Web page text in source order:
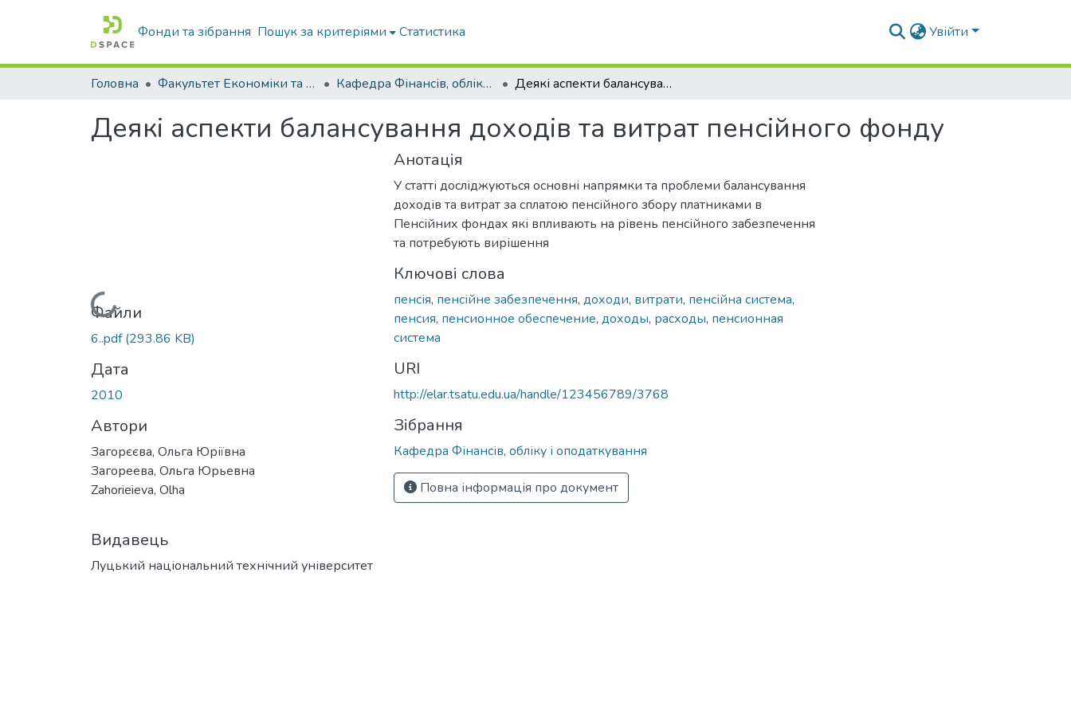
Фонди та зібрання Пошук за критеріями Статистика Увійти
Головна Факультет Економіки та бізнесу Кафедра Фінансів, обліку і оподаткування Деякі аспекти балансування доходів та витрат пенсійного фонду
Деякі аспекти балансування доходів та витрат пенсійного фонду
Вантажиться...
Файли
6..pdf(293.86 KB)
Дата
2010
Автори
Загорєєва, Ольга Юріївна
Загореева, Ольга Юрьевна
Zahorieieva, Olha
Видавець
Луцький національний технічний університет
Анотація
У статті досліджуються основні напрямки та проблеми балансування
доходів та витрат за сплатою пенсійного збору платниками в
Пенсійних фондах які впливають на рівень пенсійного забезпечення
та потребують вирішення
Ключові слова
пенсія, пенсійне забезпечення, доходи, витрати, пенсійна система,
пенсия, пенсионное обеспечение, доходы, расходы, пенсионная
система
URI
http://elar.tsatu.edu.ua/handle/123456789/3768
Зібрання
Кафедра Фінансів, обліку і оподаткування
Повна інформація про документ